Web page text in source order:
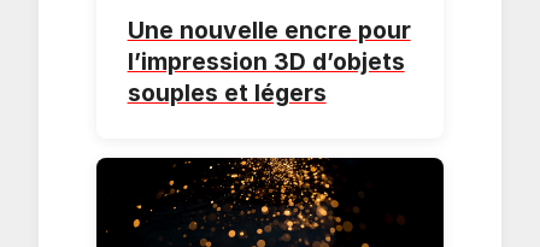
Une nouvelle encre pour
l’impression 3D d’objets
souples et légers